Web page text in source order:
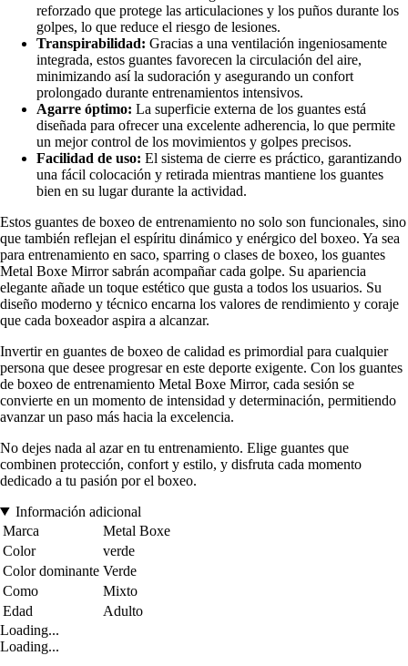
reforzado que protege las articulaciones y los puños durante los
golpes, lo que reduce el riesgo de lesiones.
Transpirabilidad: Gracias a una ventilación ingeniosamente
integrada, estos guantes favorecen la circulación del aire,
minimizando así la sudoración y asegurando un confort
prolongado durante entrenamientos intensivos.
Agarre óptimo: La superficie externa de los guantes está
diseñada para ofrecer una excelente adherencia, lo que permite
un mejor control de los movimientos y golpes precisos.
Facilidad de uso: El sistema de cierre es práctico, garantizando
una fácil colocación y retirada mientras mantiene los guantes
bien en su lugar durante la actividad.
Estos guantes de boxeo de entrenamiento no solo son funcionales, sino
que también reflejan el espíritu dinámico y enérgico del boxeo. Ya sea
para entrenamiento en saco, sparring o clases de boxeo, los guantes
Metal Boxe Mirror sabrán acompañar cada golpe. Su apariencia
elegante añade un toque estético que gusta a todos los usuarios. Su
diseño moderno y técnico encarna los valores de rendimiento y coraje
que cada boxeador aspira a alcanzar.
Invertir en guantes de boxeo de calidad es primordial para cualquier
persona que desee progresar en este deporte exigente. Con los guantes
de boxeo de entrenamiento Metal Boxe Mirror, cada sesión se
convierte en un momento de intensidad y determinación, permitiendo
avanzar un paso más hacia la excelencia.
No dejes nada al azar en tu entrenamiento. Elige guantes que
combinen protección, confort y estilo, y disfruta cada momento
dedicado a tu pasión por el boxeo.
Información adicional
Marca
Metal Boxe
Color
verde
Color dominante Verde
Como
Mixto
Edad
Adulto
Loading...
Loading...